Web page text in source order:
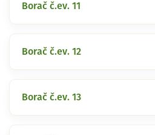
Borač č.ev. 11
Borač č.ev. 12
Borač č.ev. 13